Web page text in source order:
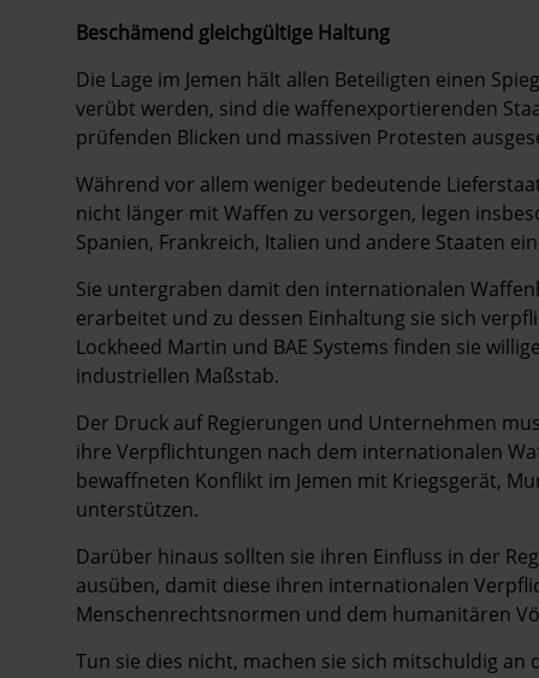
Beschämend gleichgültige Haltung
Die Lage im Jemen hält allen Beteiligten einen
verübt werden, sind die waffenexportierenden
prüfenden Blicken und massiven Protesten
Während vor allem weniger bedeutende
nicht länger mit Waffen zu versorgen, legen
Spanien, Frankreich, Italien und andere Staaten
Sie untergraben damit den internationalen
erarbeitet und zu dessen Einhaltung sie sich
Lockheed Martin und BAE Systems finden sie
industriellen ­Maßstab.
Der Druck auf Regierungen und Unternehmen
ihre Verpflichtungen nach dem internationalen
bewaffneten Konflikt im Jemen mit Kriegsgerät,
unterstützen.
Darüber hinaus sollten sie ihren Einfluss in der
ausüben, damit diese ihren internationalen
Menschenrechtsnormen und dem ­humanitären
Tun sie dies nicht, machen sie sich mitschuldig